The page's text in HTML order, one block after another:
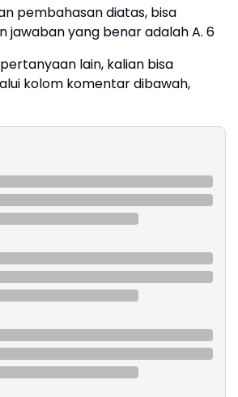
pembahasan diatas, bisa
jawaban yang benar adalah A. 6
lain, kalian bisa
kolom komentar dibawah,